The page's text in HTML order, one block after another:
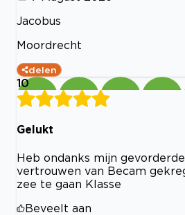
Jacobus
Moordrecht
delen
10
Gelukt
Heb ondanks mijn
vertrouwen van Becam
zee te gaan Klasse
Beveelt aan